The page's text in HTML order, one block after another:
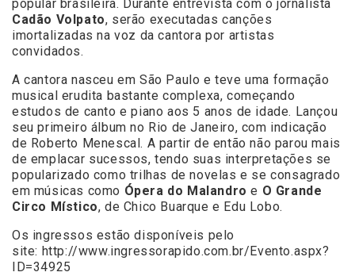
popular brasileira. Durante entrevista com o jornalista
Cadão Volpato, serão executadas canções
imortalizadas na voz da cantora por artistas
convidados.
A cantora nasceu em São Paulo e teve uma formação
musical erudita bastante complexa, começando
estudos de canto e piano aos 5 anos de idade. Lançou
seu primeiro álbum no Rio de Janeiro, com indicação
de Roberto Menescal. A partir de então não parou mais
de emplacar sucessos, tendo suas interpretações se
popularizado como trilhas de novelas e se consagrado
em músicas como Ópera do Malandro e O Grande
Circo Místico, de Chico Buarque e Edu Lobo.
Os ingressos estão disponíveis pelo
site: http://www.ingressorapido.com.br/Evento.aspx?
ID=34925